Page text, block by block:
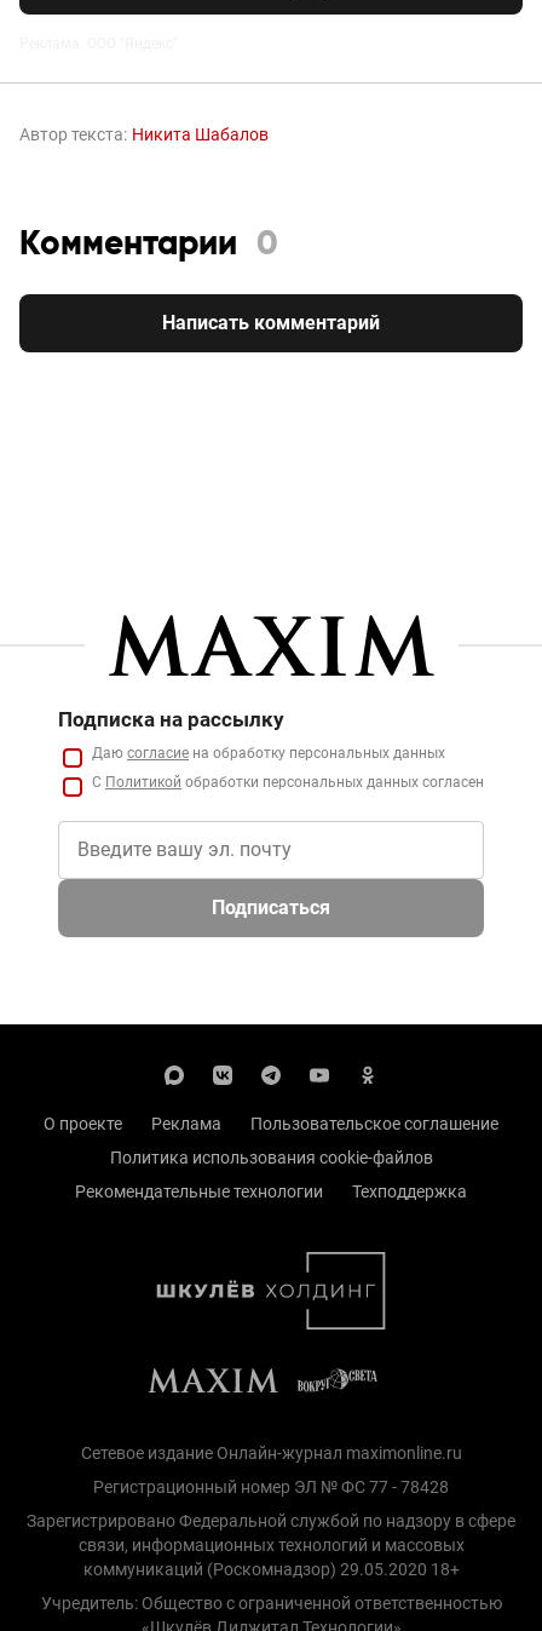
Автор текста: Никита Шабалов
Комментарии 0
Написать комментарий
Подписка на рассылку
Даю согласие на обработку персональных данных
С Политикой обработки персональных данных согласен
Подписаться
О проекте Реклама
Пользовательское соглашение
Политика использования cookie-файлов
Рекомендательные технологии
Техподдержка
Сетевое издание Онлайн-журнал maximonline.ru
Регистрационный номер ЭЛ № ФС 77 - 78428
Зарегистрировано Федеральной службой по надзору в сфере
связи, информационных технологий и массовых
коммуникаций (Роскомнадзор) 29.05.2020 18+
Учредитель: Общество с ограниченной ответственностью